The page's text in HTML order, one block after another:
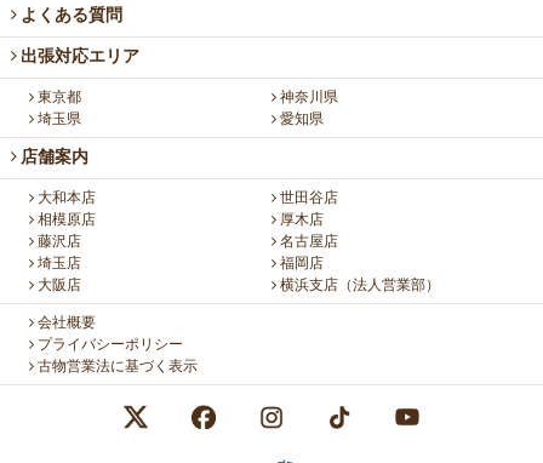
よくある質問
出張対応エリア
東京都
神奈川県
埼玉県
愛知県
店舗案内
大和本店
世田谷店
相模原店
厚木店
藤沢店
名古屋店
埼玉店
福岡店
大阪店
横浜支店（法人営業部）
会社概要
プライバシーポリシー
古物営業法に基づく表示